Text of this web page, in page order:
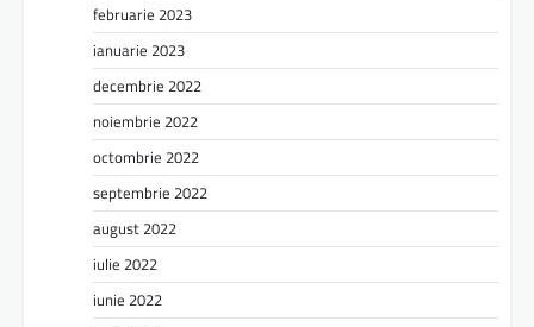
februarie 2023
ianuarie 2023
decembrie 2022
noiembrie 2022
octombrie 2022
septembrie 2022
august 2022
iulie 2022
iunie 2022